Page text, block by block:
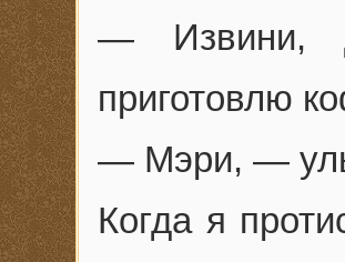
— Извини,
приготовлю
— Мэри, —
Когда я